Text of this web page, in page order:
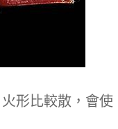
形比較散，會使